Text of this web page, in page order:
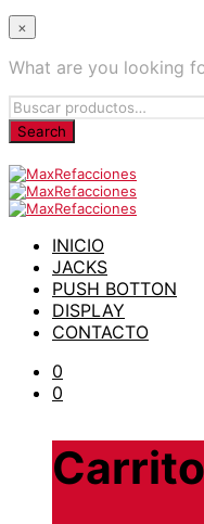
×
What are you looking
INICIO
JACKS
PUSH BOTTON
DISPLAY
CONTACTO
0
0
Carrito